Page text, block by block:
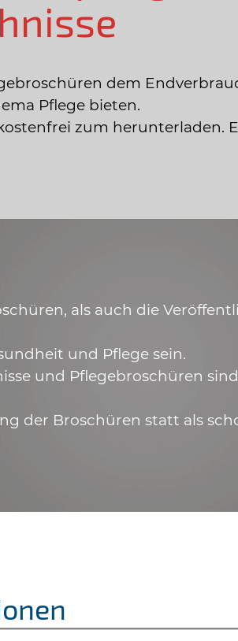
dem
Pflege bieten.
zum herunterladen.
als auch die
und Pflege sein.
und Pflegebroschüren
der Broschüren statt als